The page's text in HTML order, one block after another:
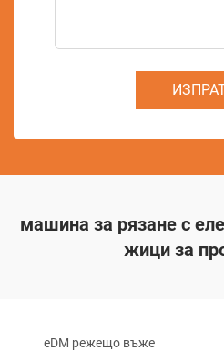
машина за рязане с
жици за
eDM режещо въже